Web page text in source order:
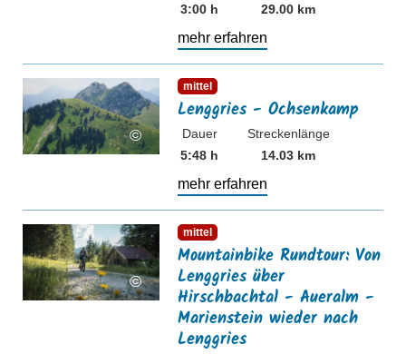
3:00 h
29.00 km
mehr erfahren
©
mittel
Lenggries - Ochsenkamp
Dauer
5:48 h
Streckenlänge
14.03 km
mehr erfahren
mehr erfahren
©
mittel
Mountainbike Rundtour: Von
Lenggries über
Hirschbachtal - Aueralm -
Marienstein wieder nach
Lenggries
mehr erfahren